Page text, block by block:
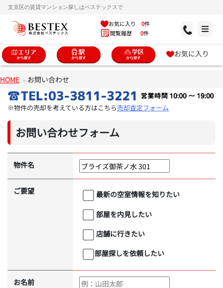
文京区の賃貸マンション探しはベステックスで
お気に入り 0件
閲覧履歴 0件
お気に入り
HOME お問い合わせ
※物件の売却を考えている方はこちら売却査定フォーム
お問い合わせフォーム
物件名
ご要望
最新の空室情報を知りたい
部屋を内見したい
店舗に行きたい
部屋探しを依頼したい
お名前